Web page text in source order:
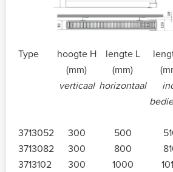
Type
hoogte H
(mm)
lengte L
(mm)
verticaal horizontaal
3713052 300 500
3713082
300 800
3713102
300 1000